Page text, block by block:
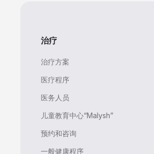
治疗
治疗方案
医疗程序
儿童教育中心“Malysh”
医务人员
一般健康程序
预约和咨询